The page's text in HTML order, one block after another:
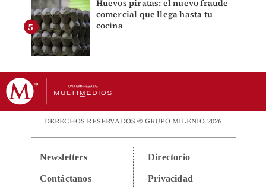
Huevos piratas: el nuevo fraude
comercial que llega hasta tu
cocina
DERECHOS RESERVADOS © GRUPO MILENIO 2026
Newsletters
Contáctanos
Directorio
Privacidad